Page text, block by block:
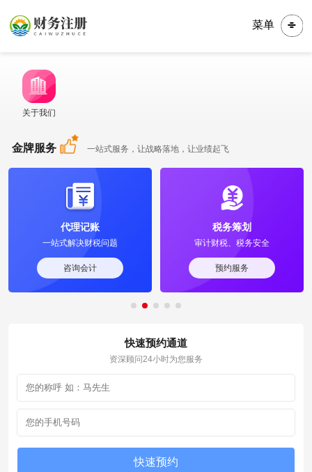
菜单
关于我们
金牌服务 一站式服务，让战略落地，让业绩起飞
税务筹划
审计财税、税务安全
预约服务
商标知产
准确核对，快速注册
预约服务
快速预约通道
资深顾问24小时为您服务